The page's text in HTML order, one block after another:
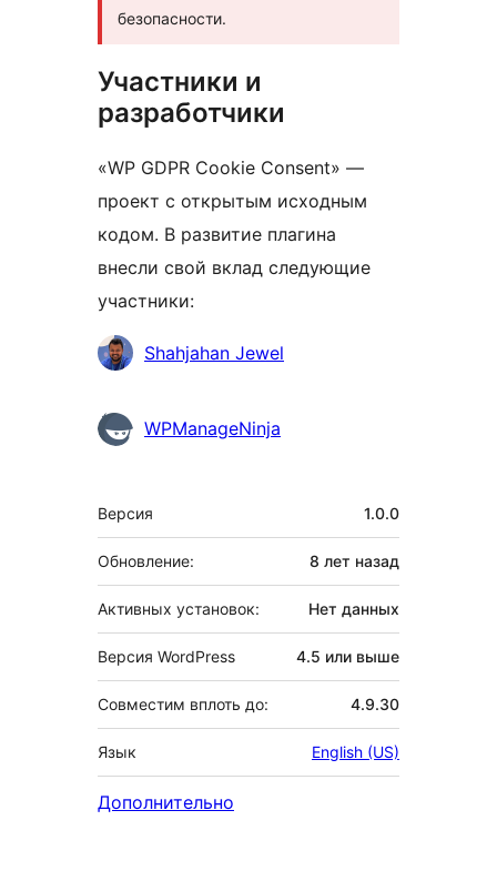
безопасности.
Участники и
разработчики
«WP GDPR Cookie Consent» —
проект с открытым исходным
кодом. В развитие плагина
внесли свой вклад следующие
участники:
УчастникиShahjahan Jewel
WPManageNinja
Мета
Версия 1.0.0
Обновление: 8 лет назад
Активных установок: Нет данных
Версия WordPress 4.5 или выше
Совместим вплоть до: 4.9.30
Язык English (US)
Дополнительно